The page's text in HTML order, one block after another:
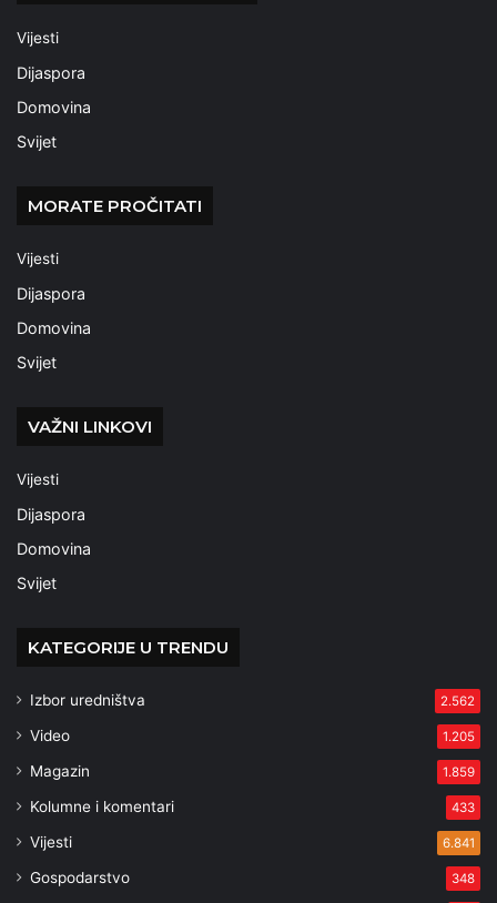
Vijesti
Dijaspora
Domovina
Svijet
MORATE PROČITATI
Vijesti
Dijaspora
Domovina
Svijet
VAŽNI LINKOVI
Vijesti
Dijaspora
Domovina
Svijet
KATEGORIJE U TRENDU
Izbor uredništva 2.562
Video 1.205
Magazin 1.859
Kolumne i komentari 433
Vijesti 6.841
Gospodarstvo 348